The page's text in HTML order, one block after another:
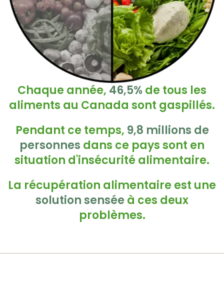
Chaque année, 46,5% de tous les
aliments au Canada sont gaspillés.
Pendant ce temps, 9,8 millions de
personnes dans ce pays sont en
situation d'insécurité alimentaire.
La récupération alimentaire est une
solution sensée à ces deux
problèmes.